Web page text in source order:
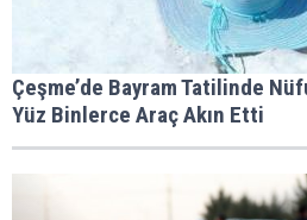
Çeşme’de Bayram Tatilinde
Yüz Binlerce Araç Akın Etti